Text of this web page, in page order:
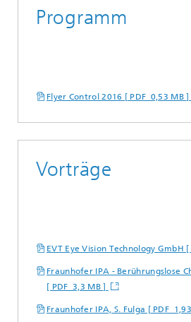
Programm
Flyer Control 2016 [ PDF 0,53 MB ]
Vorträge
EVT Eye Vision Technology GmbH
Fraunhofer IPA - Berührungslose
[ PDF 3,3 MB ]
Fraunhofer IPA, S. Fulga [ PDF